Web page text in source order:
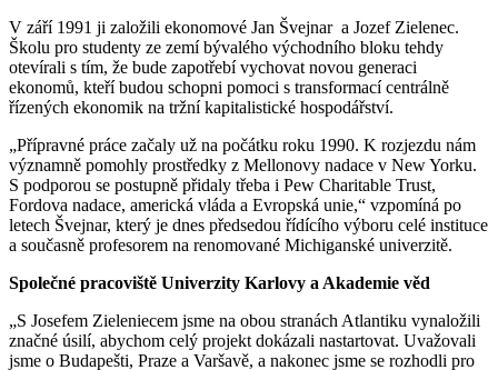
V září 1991 ji založili ekonomové Jan Švejnar a Jozef Zielenec.
Školu pro studenty ze zemí bývalého východního bloku tehdy
otevírali s tím, že bude zapotřebí vychovat novou generaci
ekonomů, kteří budou schopni pomoci s transformací centrálně
řízených ekonomik na tržní kapitalistické hospodářství.
„Přípravné práce začaly už na počátku roku 1990. K rozjezdu nám
významně pomohly prostředky z Mellonovy nadace v New Yorku.
S podporou se postupně přidaly třeba i Pew Charitable Trust,
Fordova nadace, americká vláda a Evropská unie,“ vzpomíná po
letech Švejnar, který je dnes předsedou řídícího výboru celé instituce
a současně profesorem na renomované Michiganské univerzitě.
Společné pracoviště Univerzity Karlovy a Akademie věd
„S Josefem Zieleniecem jsme na obou stranách Atlantiku vynaložili
značné úsilí, abychom celý projekt dokázali nastartovat. Uvažovali
jsme o Budapešti, Praze a Varšavě, a nakonec jsme se rozhodli pro